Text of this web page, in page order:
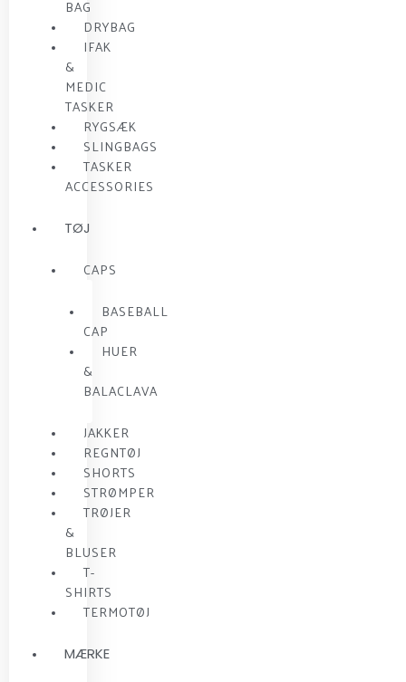
BAG
DRYBAG
IFAK
&
MEDIC
TASKER
RYGSÆK
SLINGBAGS
TASKER
ACCESSORIES
TØJ
CAPS
BASEBALL
CAP
HUER
&
BALACLAVA
JAKKER
REGNTØJ
SHORTS
STRØMPER
TRØJER
&
BLUSER
T-
SHIRTS
TERMOTØJ
MÆRKE